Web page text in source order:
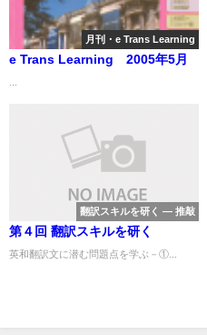
月刊・e Trans Learning
e Trans Learning 2005年5月
翻訳スキルを研く ― 推敲
第４回 翻訳スキルを研く
英和翻訳文に潜む問題点を学ぶ－①...